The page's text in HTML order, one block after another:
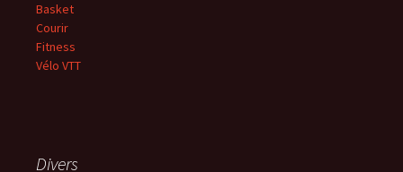
Basket
Courir
Fitness
Vélo VTT
Divers